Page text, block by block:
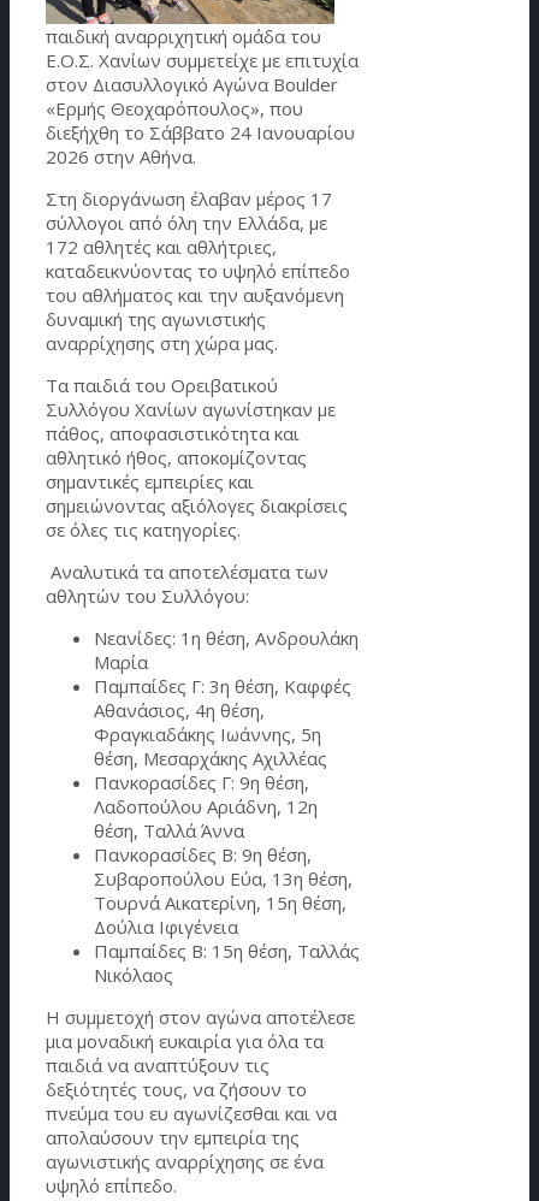
παιδική αναρριχητική ομάδα του
Ε.Ο.Σ. Χανίων συμμετείχε με επιτυχία
στον Διασυλλογικό Αγώνα Boulder
«Ερμής Θεοχαρόπουλος», που
διεξήχθη το Σάββατο 24 Ιανουαρίου
2026 στην Αθήνα.
Στη διοργάνωση έλαβαν μέρος 17
σύλλογοι από όλη την Ελλάδα, με
172 αθλητές και αθλήτριες,
καταδεικνύοντας το υψηλό επίπεδο
του αθλήματος και την αυξανόμενη
δυναμική της αγωνιστικής
αναρρίχησης στη χώρα μας.
Τα παιδιά του Ορειβατικού
Συλλόγου Χανίων αγωνίστηκαν με
πάθος, αποφασιστικότητα και
αθλητικό ήθος, αποκομίζοντας
σημαντικές εμπειρίες και
σημειώνοντας αξιόλογες διακρίσεις
σε όλες τις κατηγορίες.
Αναλυτικά τα αποτελέσματα των
αθλητών του Συλλόγου:
Νεανίδες: 1η θέση, Ανδρουλάκη
Μαρία
Παμπαίδες Γ: 3η θέση, Καφφές
Αθανάσιος, 4η θέση,
Φραγκιαδάκης Ιωάννης, 5η
θέση, Μεσαρχάκης Αχιλλέας
Πανκορασίδες Γ: 9η θέση,
Λαδοπούλου Αριάδνη, 12η
θέση, Ταλλά Άννα
Πανκορασίδες Β: 9η θέση,
Συβαροπούλου Εύα, 13η θέση,
Τουρνά Αικατερίνη, 15η θέση,
Δούλια Ιφιγένεια
Παμπαίδες Β: 15η θέση, Ταλλάς
Νικόλαος
Η συμμετοχή στον αγώνα αποτέλεσε
μια μοναδική ευκαιρία για όλα τα
παιδιά να αναπτύξουν τις
δεξιότητές τους, να ζήσουν το
πνεύμα του ευ αγωνίζεσθαι και να
απολαύσουν την εμπειρία της
αγωνιστικής αναρρίχησης σε ένα
υψηλό επίπεδο.